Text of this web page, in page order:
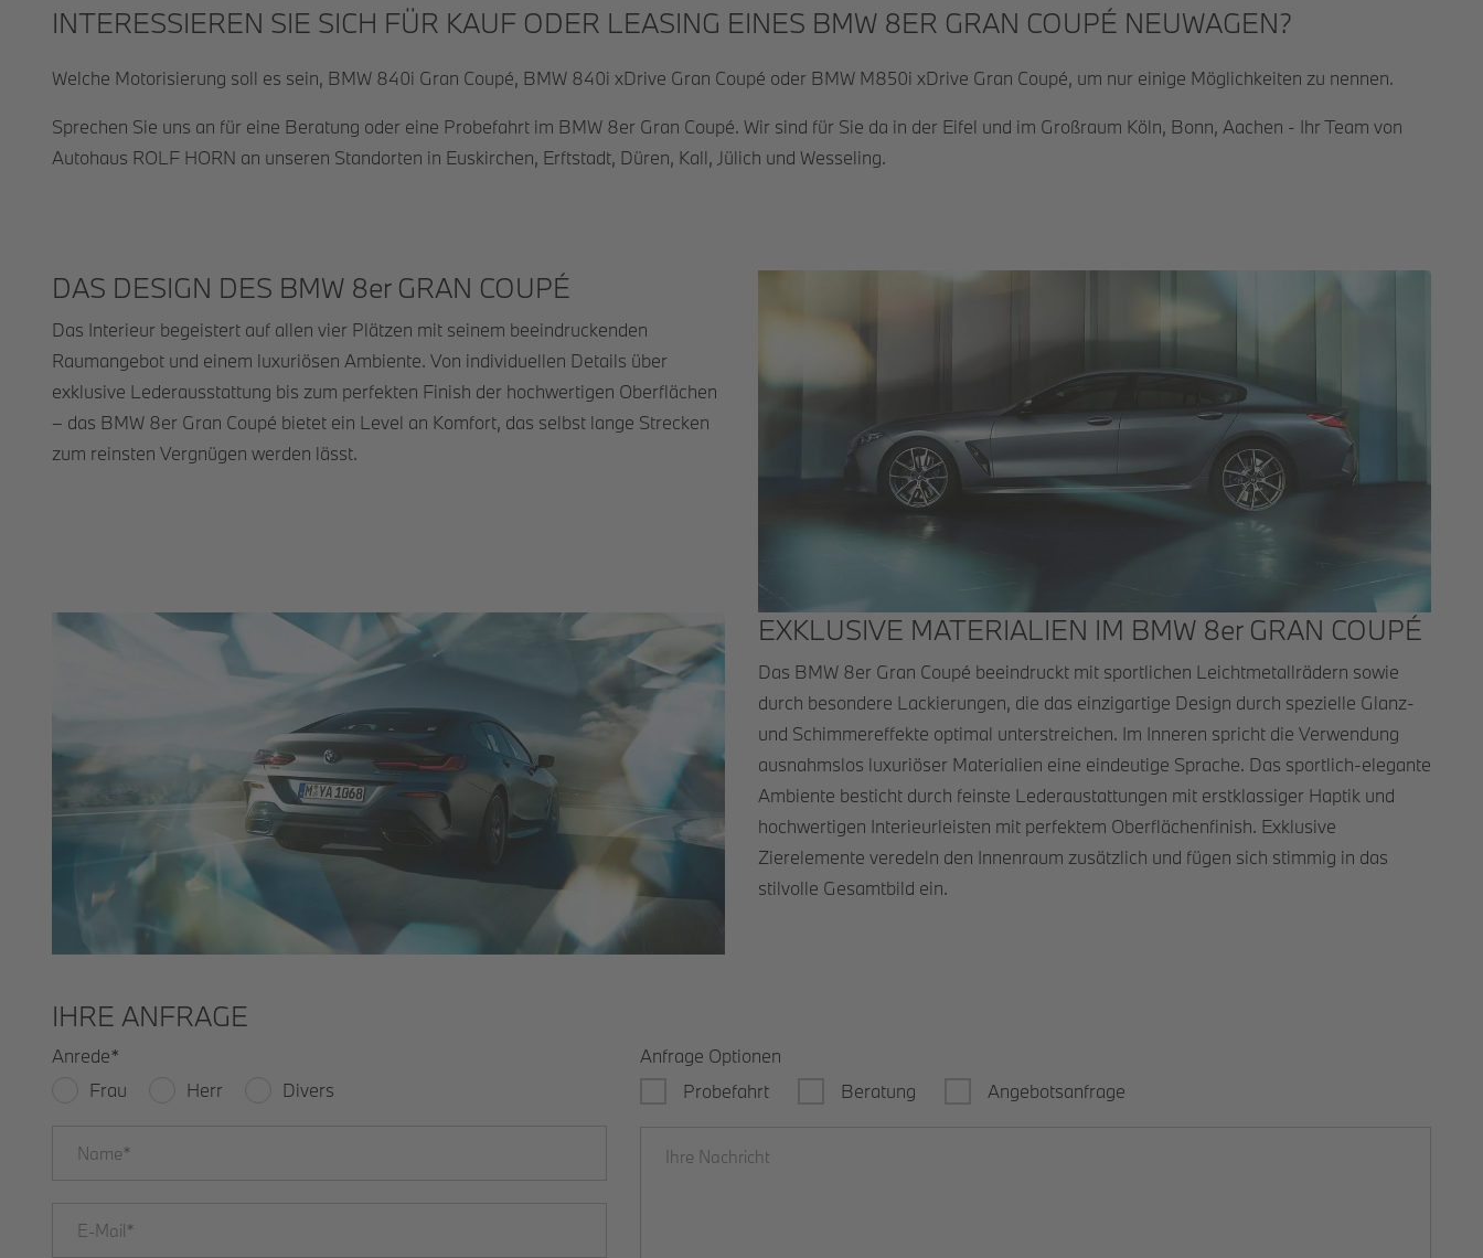
INTERESSIEREN SIE SICH FÜR KAUF ODER LEASING EINES BMW 8ER GRAN COUPÉ NEUWAGEN?
Welche Motorisierung soll es sein, BMW 840i Gran Coupé, BMW 840i xDrive Gran Coupé oder BMW M850i xDrive Gran Coupé, um nur einige Möglichkeiten zu nennen.
Sprechen Sie uns an für eine Beratung oder eine Probefahrt im BMW 8er Gran Coupé. Wir sind für Sie da in der Eifel und im Großraum Köln, Bonn, Aachen - Ihr Team von
Autohaus ROLF HORN an unseren Standorten in Euskirchen, Erftstadt, Düren, Kall, Jülich und Wesseling.
DAS DESIGN DES BMW 8er GRAN COUPÉ
Das Interieur begeistert auf allen vier Plätzen mit seinem beeindruckenden
Raumangebot und einem luxuriösen Ambiente. Von individuellen Details über
exklusive Lederausstattung bis zum perfekten Finish der hochwertigen Oberflächen
– das BMW 8er Gran Coupé bietet ein Level an Komfort, das selbst lange Strecken
zum reinsten Vergnügen werden lässt.
EXKLUSIVE MATERIALIEN IM BMW 8er GRAN COUPÉ
Das BMW 8er Gran Coupé beeindruckt mit sportlichen Leichtmetallrädern sowie
durch besondere Lackierungen, die das einzigartige Design durch spezielle Glanz-
und Schimmereffekte optimal unterstreichen. Im Inneren spricht die Verwendung
ausnahmslos luxuriöser Materialien eine eindeutige Sprache. Das sportlich-elegante
Ambiente besticht durch feinste Lederaustattungen mit erstklassiger Haptik und
hochwertigen Interieurleisten mit perfektem Oberflächenfinish. Exklusive
Zierelemente veredeln den Innenraum zusätzlich und fügen sich stimmig in das
stilvolle Gesamtbild ein.
IHRE ANFRAGE
Anrede*
Frau
Herr Divers
Anfrage Optionen
Probefahrt
Beratung Angebotsanfrage